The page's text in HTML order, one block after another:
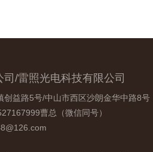
/雷照光电科技有限公司
创益路5号/中山市西区沙朗金华中路8号
曹总（微信同号）